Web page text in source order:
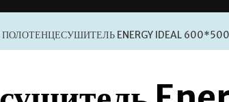
ПОЛОТЕНЦЕСУШИТЕЛЬ ENERGY IDEAL